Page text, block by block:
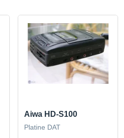
Aiwa HD-S100
Platine DAT